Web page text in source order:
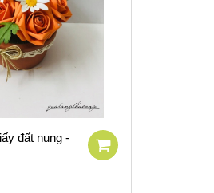
đất nung -